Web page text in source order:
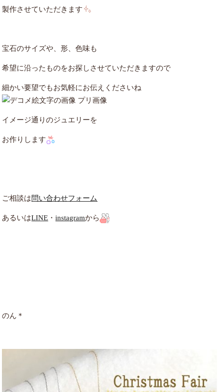
製作させていただきます
宝石のサイズや、形、色味も
希望に沿ったものをお探しさせていただきますので
細かい要望でもお気軽にお伝えくださいね
イメージ通りのジュエリーを
お作りします
ご相談は問い合わせフォーム
あるいはLINE ・instagramから
のん＊